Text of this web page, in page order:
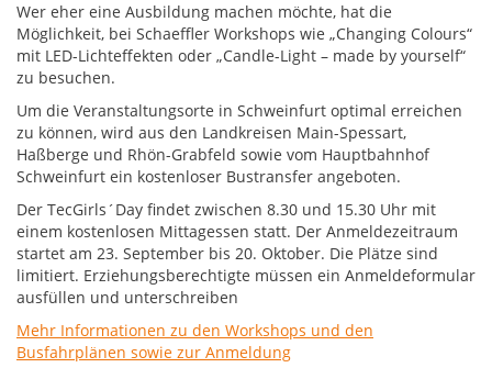
Wer eher eine Ausbildung machen möchte, hat die
Möglichkeit, bei Schaeffler Workshops wie „Changing Colours“
mit LED-Lichteffekten oder „Candle-Light – made by yourself“
zu besuchen.
Um die Veranstaltungsorte in Schweinfurt optimal erreichen
zu können, wird aus den Landkreisen Main-Spessart,
Haßberge und Rhön-Grabfeld sowie vom Hauptbahnhof
Schweinfurt ein kostenloser Bustransfer angeboten.
Der TecGirls´Day findet zwischen 8.30 und 15.30 Uhr mit
einem kostenlosen Mittagessen statt. Der Anmeldezeitraum
startet am 23. September bis 20. Oktober. Die Plätze sind
limitiert. Erziehungsberechtigte müssen ein Anmeldeformular
ausfüllen und unterschreiben
Mehr Informationen zu den Workshops und den
Busfahrplänen sowie zur Anmeldung